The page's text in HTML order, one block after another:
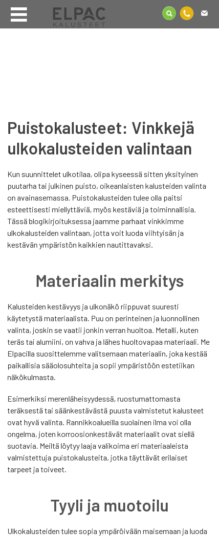
Puistokalusteet: Vinkkejä
ulkokalusteiden valintaan
Kun suunnittelet ulkotilaa, olipa kyseessä sitten yksityinen
puutarha tai julkinen puisto, oikeanlaisten kalusteiden valinta
on avainasemassa. Puistokalusteiden tulee olla paitsi
esteettisesti miellyttäviä, myös kestäviä ja toiminnallisia.
Tässä blogikirjoituksessa jaamme parhaat vinkkimme
ulkokalusteiden valintaan, jotta voit luoda viihtyisän ja
kestävän ympäristön kaikkien nautittavaksi.
Materiaalin merkitys
Kalusteiden kestävyys ja ulkonäkö riippuvat suuresti
käytetystä materiaalista. Puu on perinteinen ja luonnollinen
valinta, joskin se vaatii jonkin verran huoltoa. Metalli, kuten
teräs tai alumiini, on vahva ja lähes huoltovapaa materiaali. Me
Elpacilla suosittelemme valitsemaan materiaalin, joka kestää
paikallisia sääolosuhteita ja sopii ympäristöön estetiikan
näkökulmasta.
Esimerkiksi merenläheisyydessä, ruostumattomasta
teräksestä tai säänkestävästä puusta valmistetut kalusteet
ovat hyvä valinta. Rannikkoalueilla suolainen ilma voi olla
ongelma, joten korroosionkestävät materiaalit ovat siellä
suotavia. Meiltä löytyy laaja valikoima eri materiaaleista
valmistettuja puistokalusteita, jotka täyttävät erilaiset
tarpeet ja toiveet.
Tyyli ja muotoilu
Ulkokalusteiden tulee sopia ympäröivään maisemaan ja luoda